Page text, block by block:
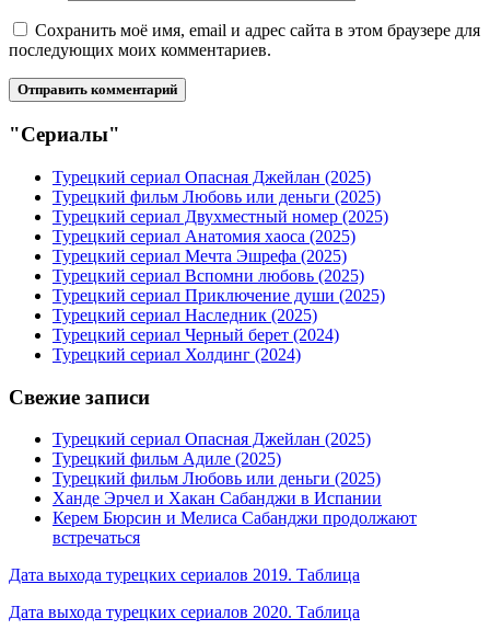
Сохранить моё имя, email и адрес сайта в этом браузере для
последующих моих комментариев.
"Сериалы"
Турецкий сериал Опасная Джейлан (2025)
Турецкий фильм Любовь или деньги (2025)
Турецкий сериал Двухместный номер (2025)
Турецкий сериал Анатомия хаоса (2025)
Турецкий сериал Мечта Эшрефа (2025)
Турецкий сериал Вспомни любовь (2025)
Турецкий сериал Приключение души (2025)
Турецкий сериал Наследник (2025)
Турецкий сериал Черный берет (2024)
Турецкий сериал Холдинг (2024)
Свежие записи
Турецкий сериал Опасная Джейлан (2025)
Турецкий фильм Адиле (2025)
Турецкий фильм Любовь или деньги (2025)
Ханде Эрчел и Хакан Сабанджи в Испании
Керем Бюрсин и Мелиса Сабанджи продолжают
встречаться
Дата выхода турецких сериалов 2019. Таблица
Дата выхода турецких сериалов 2020. Таблица